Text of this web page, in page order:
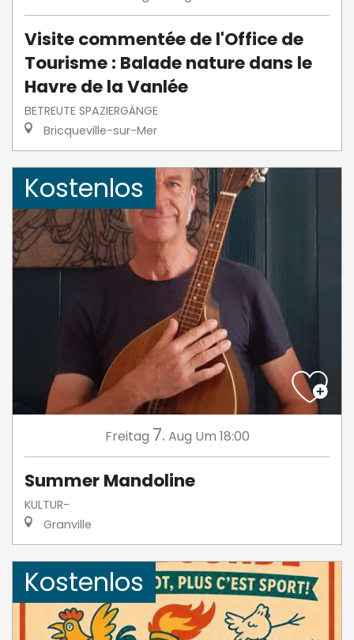
Visite commentée de l'Office de
Tourisme : Balade nature dans le
Havre de la Vanlée
BETREUTE SPAZIERGÄNGE
Bricqueville-sur-Mer
Kostenlos
Freitag 7. Aug Um 18:00
Summer Mandoline
KULTUR-
Granville
Kostenlos